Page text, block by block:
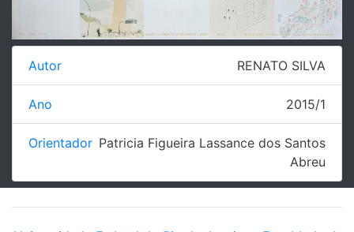
Autor RENATO SILVA
Ano 2015/1
Orientador Patricia Figueira Lassance dos Santos
Abreu